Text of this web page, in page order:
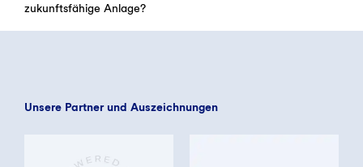
zukunftsfähige Anlage?
Unsere Partner und Auszeichnungen